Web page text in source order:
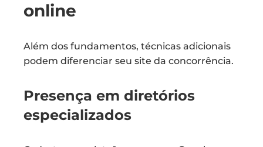
online
Além dos fundamentos, técnicas adicionais
podem diferenciar seu site da concorrência.
Presença em diretórios
especializados